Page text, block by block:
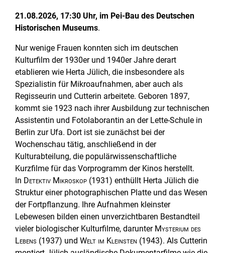
21.08.2026, 17:30 Uhr, im Pei-Bau des Deutschen
Historischen Museums.
Nur wenige Frauen konnten sich im deutschen
Kulturfilm der 1930er und 1940er Jahre derart
etablieren wie Herta Jülich, die insbesondere als
Spezialistin für Mikroaufnahmen, aber auch als
Regisseurin und Cutterin arbeitete. Geboren 1897,
kommt sie 1923 nach ihrer Ausbildung zur technischen
Assistentin und Fotolaborantin an der Lette-Schule in
Berlin zur Ufa. Dort ist sie zunächst bei der
Wochenschau tätig, anschließend in der
Kulturabteilung, die populärwissenschaftliche
Kurzfilme für das Vorprogramm der Kinos herstellt.
In Detektiv Mikroskop (1931) enthüllt Herta Jülich die
Struktur einer photographischen Platte und das Wesen
der Fortpflanzung. Ihre Aufnahmen kleinster
Lebewesen bilden einen unverzichtbaren Bestandteil
vieler biologischer Kulturfilme, darunter Mysterium des
Lebens (1937) undWelt im Kleinsten (1943). Als Cutterin